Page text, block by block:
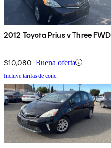
2012 Toyota Prius v Three FWD
$10,080 Buena oferta
Incluye tarifas de conc.